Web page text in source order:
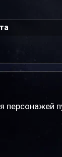
персонажей